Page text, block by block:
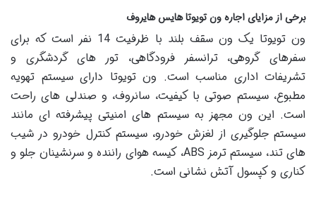
برخی از مزایای اجاره ون تویوتا هایس هایروف
ون تویوتا یک ون سقف بلند با ظرفیت 14 نفر است که برای
سفرهای گروهی، ترانسفر فرودگاهی، تور های گردشگری و
تشریفات اداری مناسب است. ون تویوتا دارای سیستم تهویه
مطبوع، سیستم صوتی با کیفیت، سانروف، و صندلی های راحت
است. این ون مجهز به سیستم های امنیتی پیشرفته ای مانند
سیستم جلوگیری از لغزش خودرو، سیستم کنترل خودرو در شیب
های تند، سیستم ترمز ABS، کیسه هوای راننده و سرنشینان جلو و
کناری و کپسول آتش نشانی است.